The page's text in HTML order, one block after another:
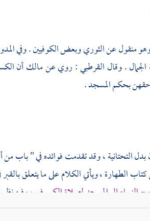
منقول عنالثوريوبعضالكوفيين. وفي
. وقالالقرطبي: روي عنمالكأن
حقهن بحكم المسجد .
التحتانية ، وقد تقدمت فوائده في " باب من
الطهارة ، ويأتي الكلام على ما يتعلق بالقبر
النساء إلى المسجد لصلاة الكسوف، وفيه
غيرأسماءكن بعيدات عنها ، فعلى هذا فقد